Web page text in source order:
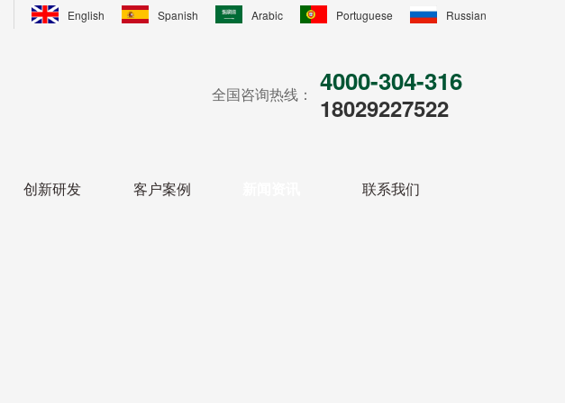
English Spanish Arabic Portuguese Russian
全国咨询热线： 4000-304-316
18029227522
创新研发 客户案例 联系我们